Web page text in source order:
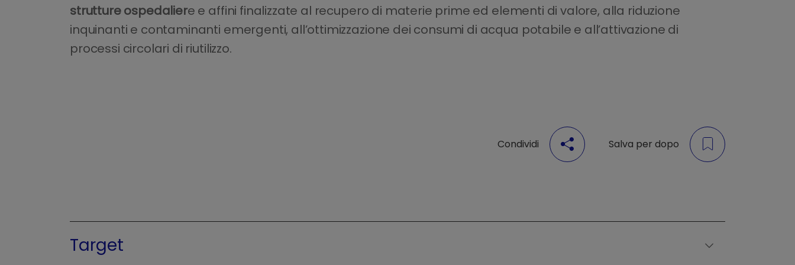
strutture ospedaliere e affini finalizzate al recupero di materie prime ed elementi di valore, alla riduzione
inquinanti e contaminanti emergenti, all’ottimizzazione dei consumi di acqua potabile e all’attivazione di
processi circolari di riutilizzo.
Condividi Salva per dopo
Target